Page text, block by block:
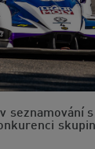
seznamování